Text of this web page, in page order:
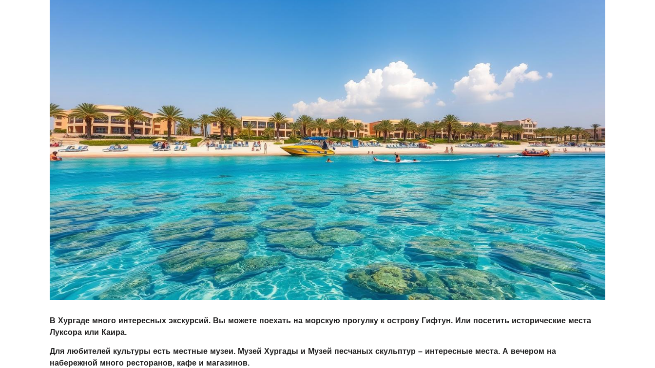
В Хургаде много интересных экскурсий. Вы можете поехать на морскую прогулку к острову Гифтун. Или посетить исторические места
Луксора или Каира.
Для любителей культуры есть местные музеи. Музей Хургады и Музей песчаных скульптур – интересные места. А вечером на
набережной много ресторанов, кафе и магазинов.